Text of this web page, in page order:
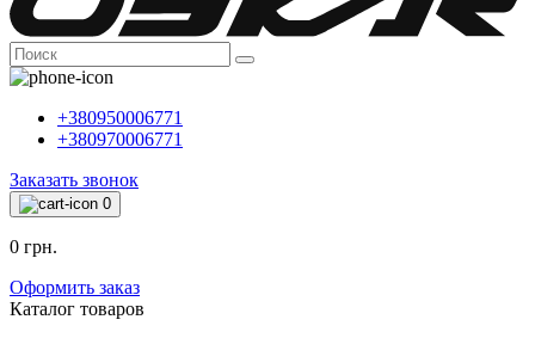
+380950006771
+380970006771
Заказать звонок
0
0 грн.
Оформить заказ
Каталог товаров